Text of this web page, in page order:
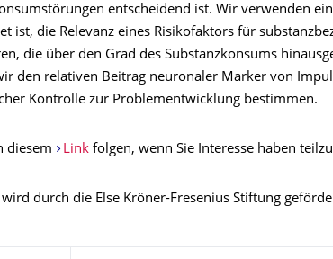
entscheidend ist. Wir verwenden
ist, die Relevanz eines Risikofaktors für
die über den Grad des Substanzkonsums
den relativen Beitrag neuronaler Marker von
Kontrolle zur Problementwicklung bestimmen.
diesem Linkfolgen, wenn Sie Interesse haben
wird durch die Else Kröner-Fresenius Stiftung